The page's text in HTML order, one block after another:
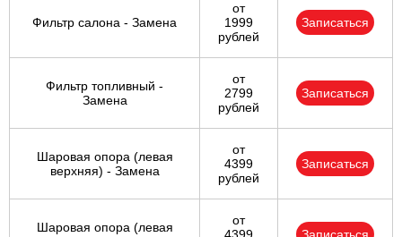
Фильтр салона - Замена
от
1999
рублей
Записаться
Фильтр топливный -
Замена
от
2799
рублей
Записаться
Шаровая опора (левая
верхняя) - Замена
от
4399
рублей
Записаться
Шаровая опора (левая
от